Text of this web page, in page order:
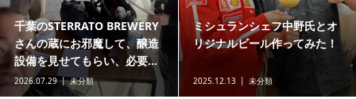
千葉のSTERRATO BREWERY
さんの蔵にお邪魔して、醸造
設備を見せてもらい、必要...
2026.07.29 未分類
ミシュランシェフ中野氏とオ
リジナルビール作ってみた！
2025.12.13 未分類